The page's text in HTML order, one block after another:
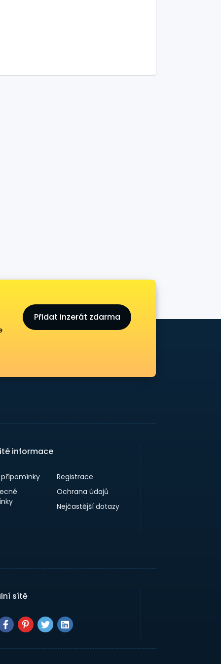
Přidat inzerát zdarma
informace
přípomínky
Registrace
Ochrana údajů
Nejčastější dotazy
sítě